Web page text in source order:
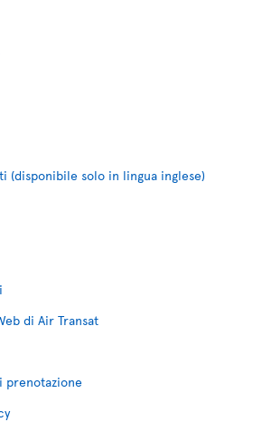
(disponibile solo in lingua inglese)
di Air Transat
prenotazione